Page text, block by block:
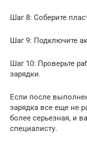
Шаг 8: Соберите
Шаг 9: Подключите
Шаг 10: Проверьте
зарядки.
Если после
зарядка все еще не
более серьезная, и
специалисту.